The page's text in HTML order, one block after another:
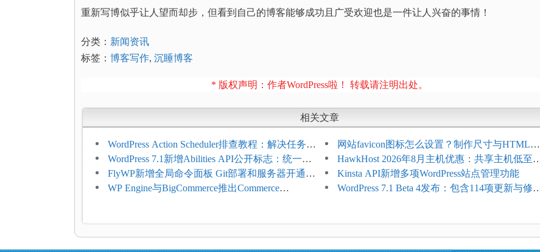
重新写博似乎让人望而却步，但看到自己的博客能够成功且广受欢迎也是一件让人兴奋的事情！
分类： 新闻资讯
标签： 博客写作, 沉睡博客
* 版权声明：作者WordPress啦！ 转载请注明出处。
相关文章
WordPress Action Scheduler排查教程：解决任务积
压和订单延迟
网站favicon图标怎么设置？制作尺寸与HTML添
加方法
WordPress 7.1新增Abilities API公开标志：统一支
持REST API、MCP与AI代理
HawkHost 2026年8月主机优惠：共享主机低至
$2.61/月，高性能主机同步折扣
FlyWP新增全局命令面板 Git部署和服务器开通更
方便
Kinsta API新增多项WordPress站点管理功能
WP Engine与BigCommerce推出Commerce
WordPress 7.1 Beta 4发布：包含114项更新与修